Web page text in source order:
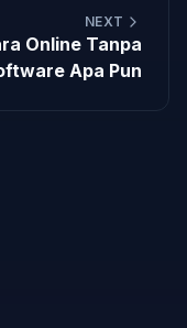
NEXT
Online Tanpa
Apa Pun